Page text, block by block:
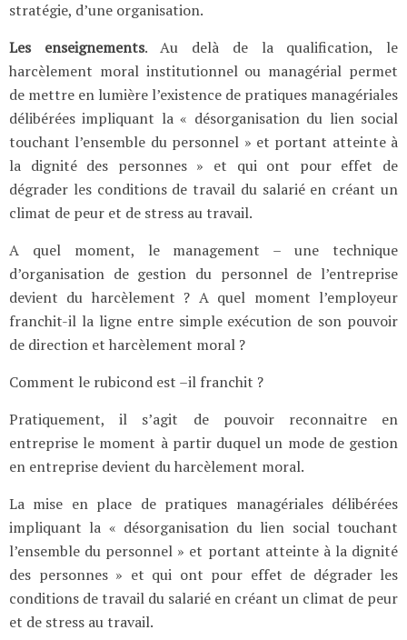
stratégie, d’une organisation.
Les enseignements. Au delà de la qualification, le
harcèlement moral institutionnel ou managérial permet
de mettre en lumière l’existence de pratiques managériales
délibérées impliquant la « désorganisation du lien social
touchant l’ensemble du personnel » et portant atteinte à
la dignité des personnes » et qui ont pour effet de
dégrader les conditions de travail du salarié en créant un
climat de peur et de stress au travail.
A quel moment, le management – une technique
d’organisation de gestion du personnel de l’entreprise
devient du harcèlement ? A quel moment l’employeur
franchit-il la ligne entre simple exécution de son pouvoir
de direction et harcèlement moral ?
Comment le rubicond est –il franchit ?
Pratiquement, il s’agit de pouvoir reconnaitre en
entreprise le moment à partir duquel un mode de gestion
en entreprise devient du harcèlement moral.
La mise en place de pratiques managériales délibérées
impliquant la « désorganisation du lien social touchant
l’ensemble du personnel » et portant atteinte à la dignité
des personnes » et qui ont pour effet de dégrader les
conditions de travail du salarié en créant un climat de peur
et de stress au travail.